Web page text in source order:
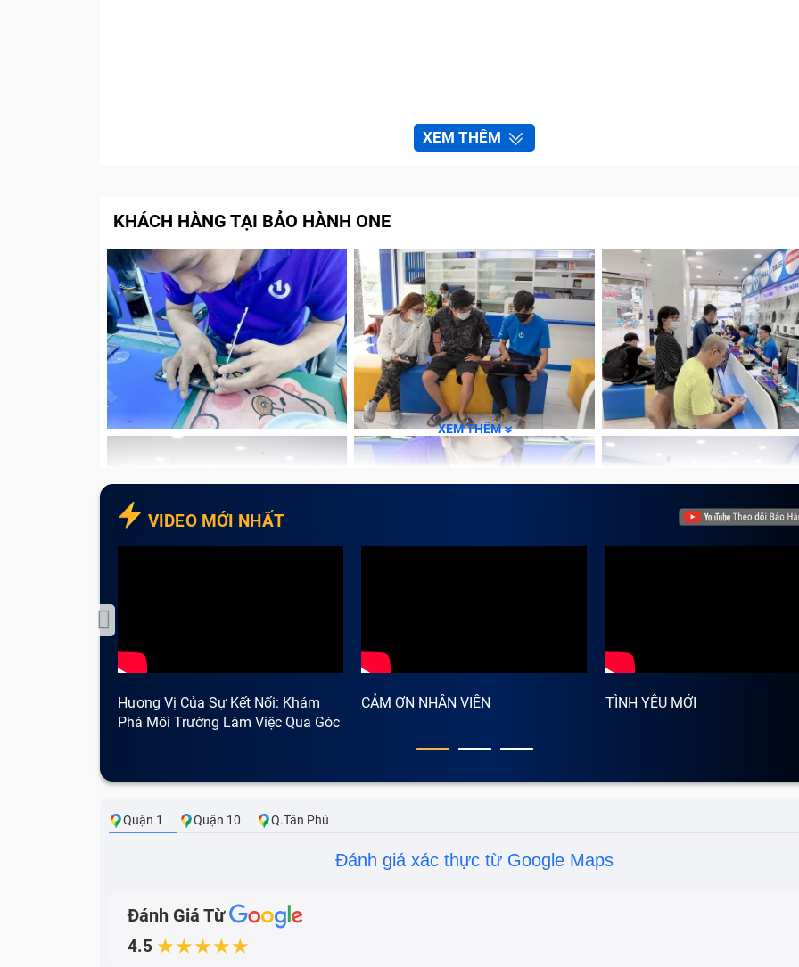
XEM THÊM
KHÁCH HÀNG TẠI BẢO HÀNH ONE
XEM THÊM
VIDEO MỚI NHẤT
Hương Vị Của Sự Kết Nối: Khám
Phá Môi Trường Làm Việc Qua Góc
CẢM ƠN NHÂN VIÊN TÌNH YÊU MỚI
Quận 1 Quận 10 Q.Tân Phú
Đánh giá xác thực từ Google Maps
Đánh Giá Từ
4.5 ★★★★★